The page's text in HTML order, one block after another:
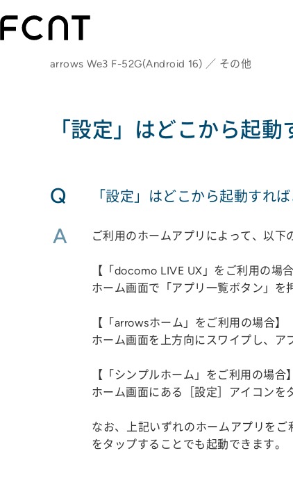
arrows We3 F-52G(Android 16) ／ その他
「設定」はどこから起
Q 「設定」はどこから起動すれ
A ご利用のホームアプリによって、以下
【「docomo LIVE UX」をご利用の場合
ホーム画面で「アプリ一覧ボタン」を
【「arrowsホーム」をご利用の場合】
ホーム画面を上方向にスワイプし、ア
【「シンプルホーム」をご利用の場合】
ホーム画面にある［設定］アイコンを
なお、上記いずれのホームアプリを
をタップすることでも起動できます。